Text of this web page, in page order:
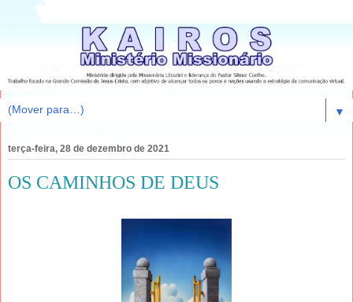
▼
terça-feira, 28 de dezembro de 2021
OS CAMINHOS DE DEUS